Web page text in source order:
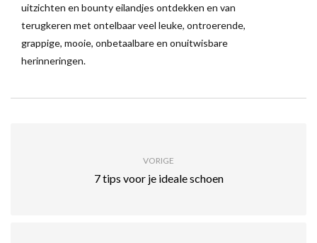
uitzichten en bounty eilandjes ontdekken en van
terugkeren met ontelbaar veel leuke, ontroerende,
grappige, mooie, onbetaalbare en onuitwisbare
herinneringen.
VORIGE
7 tips voor je ideale schoen